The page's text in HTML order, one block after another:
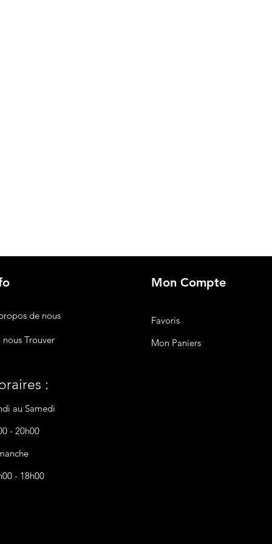
nous Trouver
:
au Samedi
- 20h00
- 18h00
de nous
Mon Compte
Favoris
Mon Paniers